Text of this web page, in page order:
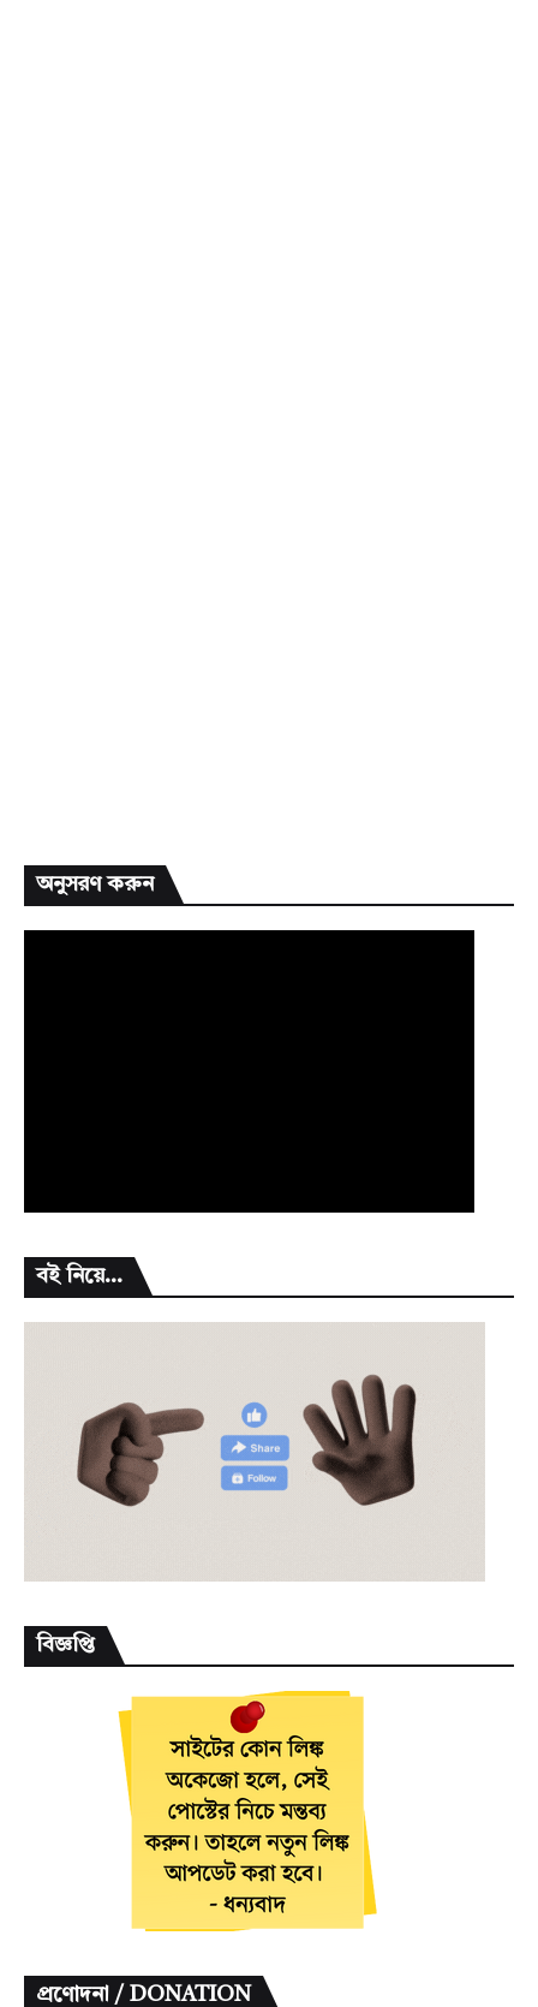
অনুসরণ করুন
বই নিয়ে...
বিজ্ঞপ্তি
প্রণোদনা / DONATION